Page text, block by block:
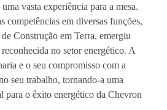
vasta experiência para a mesa.
competências em diversas funções,
Construção em Terra, emergiu
no setor energético. A
e o seu compromisso com a
seu trabalho, tornando-a uma
para o êxito energético da Chevron